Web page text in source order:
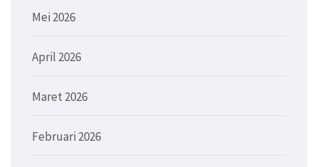
Mei 2026
April 2026
Maret 2026
Februari 2026